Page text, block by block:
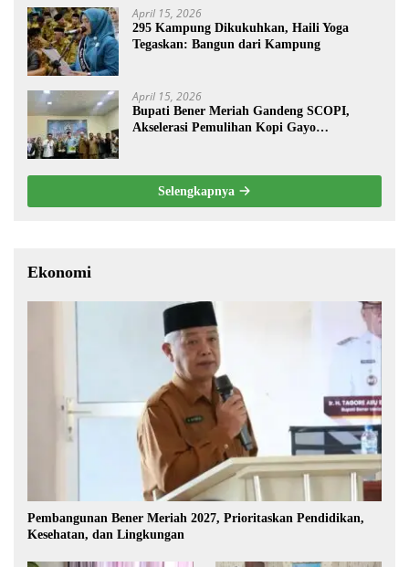
April 15, 2026
295 Kampung Dikukuhkan, Haili Yoga
Tegaskan: Bangun dari Kampung
April 15, 2026
Bupati Bener Meriah Gandeng SCOPI,
Akselerasi Pemulihan Kopi Gayo
Selengkapnya
Ekonomi
Pembangunan Bener Meriah 2027, Prioritaskan Pendidikan,
Kesehatan, dan Lingkungan